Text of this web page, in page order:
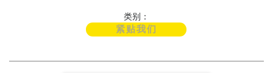
类别：
紧贴我们